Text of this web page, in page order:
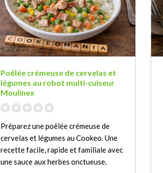
Poêlée crémeuse de cervelas et
légumes au robot multi-cuiseur
Moulinex
Préparez une poêlée crémeuse de
cervelas et légumes au Cookeo. Une
recette facile, rapide et familiale avec
une sauce aux herbes onctueuse.